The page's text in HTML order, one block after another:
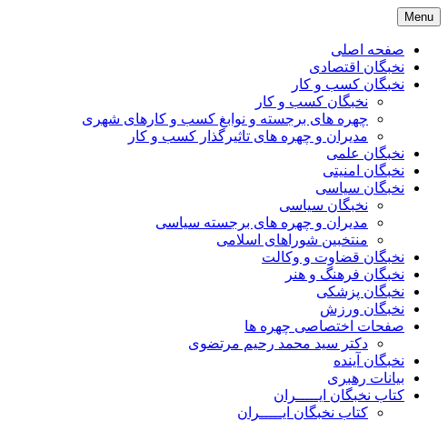
Skip
to
content
Menu
صفحه اصلی
نخبگان اقتصادی
نخبگان کسب و کار
نخبگان کسب و کار
چهره های برجسته و نوابغ کسب و کارهای شهری
مدیران و چهره های تاثیرگذار کسب و کار
نخبگان علمی
نخبگان امنیتی
نخبگان سیاسی
نخبگان سیاسی
مدیران و چهره های برجسته سیاسی
منتخبین شوراهای اسلامی
نخبگان قضاوت و وکالت
نخبگان فرهنگ و هنر
نخبگان پزشکی
نخبگان ورزش
صفحات اختصاصی چهره ها
دکتر سید محمد رحیم مرتضوی
نخبگان آینده
بیانات رهبری
کتاب نخبگان ایـــــران
کتاب نخبگان ایـــــران